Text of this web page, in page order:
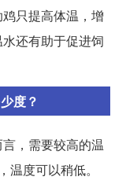
只提高体温，增
还有助于促进饲
度？
，需要较高的温
度可以稍低。